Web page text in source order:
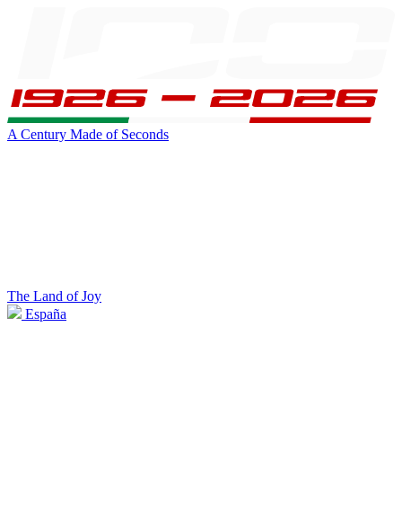
A Century Made of Seconds
The Land of Joy
España